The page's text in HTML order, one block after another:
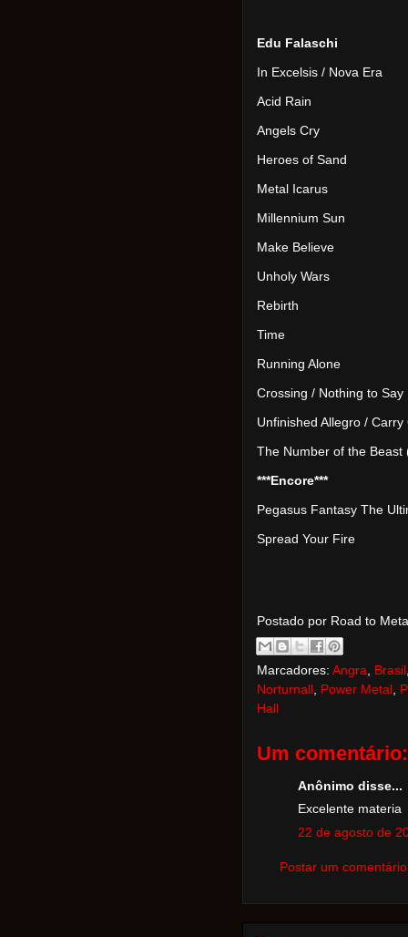
Edu Falaschi
In Excelsis / Nova Era
Acid Rain
Angels Cry
Heroes of Sand
Metal Icarus
Millennium Sun
Make Believe
Unholy Wars
Rebirth
Time
Running Alone
Crossing / Nothing to Say
Unfinished Allegro / Carry
The Number of the Beast
***Encore***
Pegasus Fantasy The
Spread Your Fire
Postado por Road to
Marcadores: Angra Brasil
Norturnall Power Metal
Hall
Um comentário:
Anônimo disse...
Excelente materia
22 de agosto de
Postar um comentário